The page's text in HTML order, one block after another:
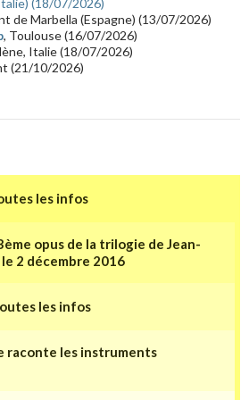
(14) Chine(13)
(18/07/2026)
de Marbella (Espagne) (13/07/2026)
, Toulouse (16/07/2026)
Italie (18/07/2026)
(21/10/2026)